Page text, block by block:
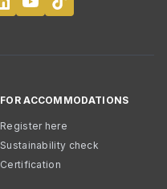
FOR ACCOMMODATIONS
Register here
Sustainability check
Certification